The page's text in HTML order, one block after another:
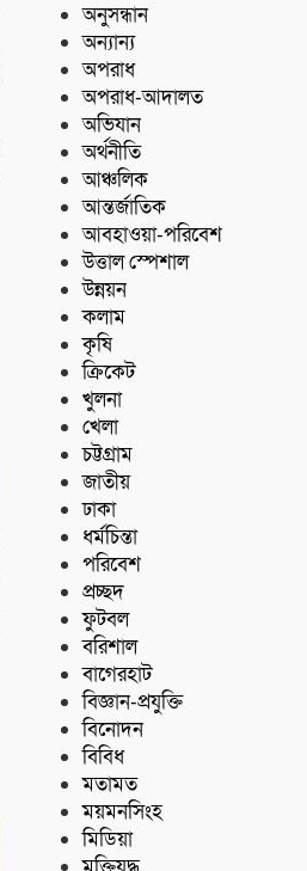
অনুসন্ধান
অন্যান্য
অপরাধ
অপরাধ-আদালত
অভিযান
অর্থনীতি
আঞ্চলিক
আন্তর্জাতিক
আবহাওয়া-পরিবেশ
উত্তাল স্পেশাল
উন্নয়ন
কলাম
কৃষি
ক্রিকেট
খুলনা
খেলা
চট্টগ্রাম
জাতীয়
ঢাকা
ধর্মচিন্তা
পরিবেশ
প্রচ্ছদ
ফুটবল
বরিশাল
বাগেরহাট
বিজ্ঞান-প্রযুক্তি
বিনোদন
বিবিধ
মতামত
ময়মনসিংহ
মিডিয়া